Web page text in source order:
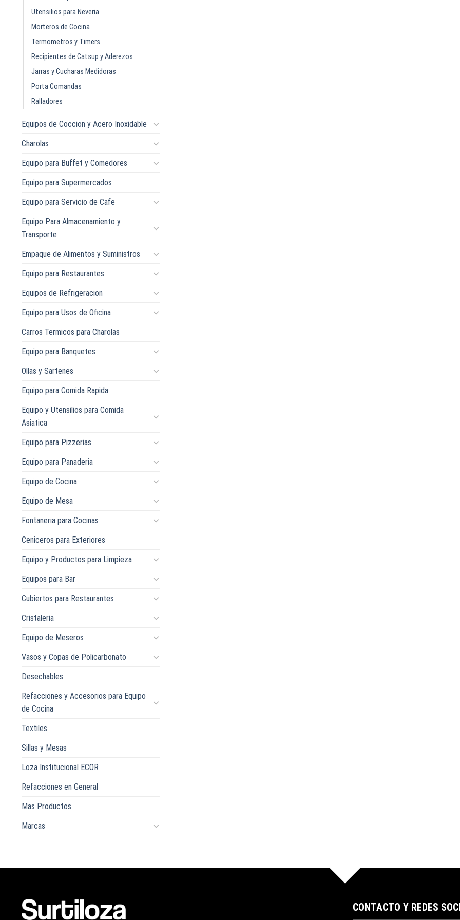
Utensilios para Neveria
Morteros de Cocina
Termometros y Timers
Recipientes de Catsup y Aderezos
Jarras y Cucharas Medidoras
Porta Comandas
Ralladores
Equipos de Coccion y Acero Inoxidable
Charolas
Equipo para Buffet y Comedores
Equipo para Supermercados
Equipo para Servicio de Cafe
Equipo Para Almacenamiento y
Transporte
Empaque de Alimentos y Suministros
Equipo para Restaurantes
Equipos de Refrigeracion
Equipo para Usos de Oficina
Carros Termicos para Charolas
Equipo para Banquetes
Ollas y Sartenes
Equipo para Comida Rapida
Equipo y Utensilios para Comida
Asiatica
Equipo para Pizzerias
Equipo para Panaderia
Equipo de Cocina
Equipo de Mesa
Fontaneria para Cocinas
Ceniceros para Exteriores
Equipo y Productos para Limpieza
Equipos para Bar
Cubiertos para Restaurantes
Cristaleria
Equipo de Meseros
Vasos y Copas de Policarbonato
Desechables
Refacciones y Accesorios para Equipo
de Cocina
Textiles
Sillas y Mesas
Loza Institucional ECOR
Refacciones en General
Mas Productos
Marcas
CONTACTO Y REDES